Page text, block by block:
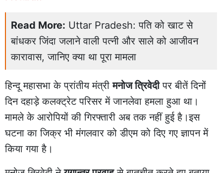
Read More: Uttar Pradesh: पति को खाट से
बांधकर जिंदा जलाने वाली पत्नी और साले को आजीवन
कारावास, जानिए क्या था पूरा मामला
हिन्दू महासभा के प्रांतीय मंत्रीमनोज त्रिवेदीपर बीतें दिनों
दिन दहाड़े कलक्ट्रेट परिसर में जानलेवा हमला हुआ था।
मामले के आरोपियों की गिरफ्तारी अब तक नहीं हुई है।इस
घटना का जिक्र भी मंगलवार को डीएम को दिए गए ज्ञापन में
किया गया है।